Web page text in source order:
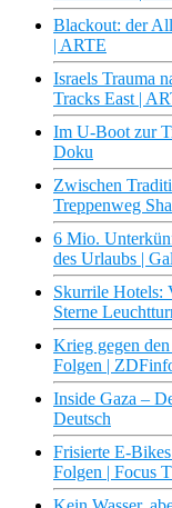
Blackout: der
| ARTE
Israels Trauma
Tracks East |
Im U-Boot zur
Doku
Zwischen
Treppenweg
6 Mio.
des Urlaubs |
Skurrile Hotels:
Sterne
Krieg gegen
Folgen |
Inside Gaza –
Deutsch
Frisierte E-
Folgen | Focus